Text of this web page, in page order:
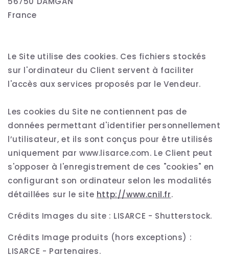
France
Le Site utilise des cookies. Ces fichiers stockés
sur l'ordinateur du Client servent à faciliter
l'accès aux services proposés par le Vendeur.
Les cookies du Site ne contiennent pas de
données permettant d'identifier personnellement
l’utilisateur, et ils sont conçus pour être utilisés
uniquement par www.lisarce.com. Le Client peut
s'opposer à l'enregistrement de ces "cookies" en
configurant son ordinateur selon les modalités
détaillées sur le site http://www.cnil.fr.
Crédits Images du site : LISARCE - Shutterstock.
Crédits Image produits (hors exceptions) :
LISARCE - Partenaires.